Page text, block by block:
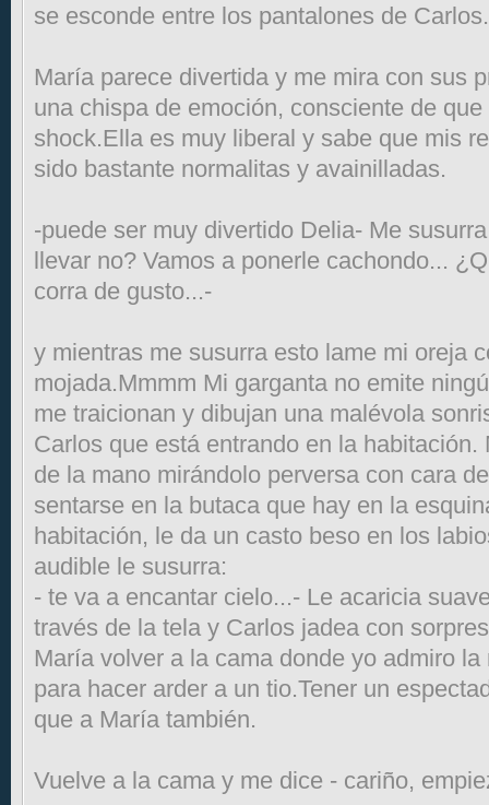
se esconde entre los pantalones de Carlos.
María parece divertida y me mira con sus
una chispa de emoción, consciente de
shock.Ella es muy liberal y sabe que mis
sido bastante normalitas y avainilladas.
-puede ser muy divertido Delia- Me
llevar no? Vamos a ponerle cachondo...
corra de gusto...-
y mientras me susurra esto lame mi oreja
mojada.Mmmm Mi garganta no emite
me traicionan y dibujan una malévola
Carlos que está entrando en la
de la mano mirándolo perversa con cara
sentarse en la butaca que hay en la
habitación, le da un casto beso en los
audible le susurra:
- te va a encantar cielo...- Le acaricia
través de la tela y Carlos jadea con
María volver a la cama donde yo admiro
para hacer arder a un tio.Tener un
que a María también.
Vuelve a la cama y me dice - cariño,